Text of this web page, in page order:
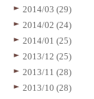
2014/03 (29)
2014/02 (24)
2014/01 (25)
2013/12 (25)
2013/11 (28)
2013/10 (28)